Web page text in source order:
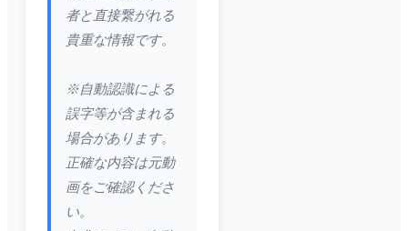
者と直接繋がれる
貴重な情報です。
※自動認識による
誤字等が含まれる
場合があります。
正確な内容は元動
画をご確認くださ
い。